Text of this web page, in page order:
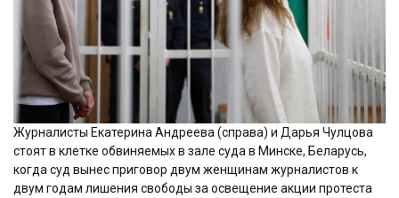
Журналисты Екатерина Андреева (справа) и Дарья Чулцова
стоят в клетке обвиняемых в зале суда в Минске, Беларусь,
когда суд вынес приговор двум женщинам журналистов к
двум годам лишения свободы за освещение акции протеста